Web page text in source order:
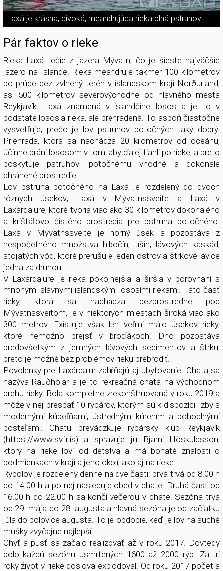
Laxá je krásna, divoká, meandrujúca rieka plná pstruhov.
Pár faktov o rieke
Rieka Laxá tečie z jazera Mývatn, čo je šieste najväčšie
jazero na Islande. Rieka meandruje takmer 100 kilometrov
po prúde cez zvlnený terén v islandskom kraji Norðurland,
asi 500 kilometrov severovýchodne od hlavného mesta
Reykjavík. Laxá znamená v islandčine losos a je to v
podstate lososia rieka, ale prehradená. To aspoň čiastočne
vysvetľuje, prečo je lov pstruhov potočných taký dobrý.
Priehrada, ktorá sa nachádza 20 kilometrov od oceánu,
účinne bráni lososom v tom, aby ďalej tiahli po rieke, a preto
poskytuje pstruhovi potočnému vhodné a dokonale
chránené prostredie.
Lov pstruha potočného na Laxá je rozdelený do dvoch
rôznych úsekov; Laxá v Mývatnssveite a Laxá v
Laxárdalure, ktoré tvoria viac ako 30 kilometrov dokonalého
a krištáľovo čistého prostredia pre pstruha potočného.
Laxá v Mývatnssveite je horný úsek a pozostáva z
nespočetného množstva hlbočín, tíšin, lávových kaskád,
stojatých vôd, ktoré prerušuje jeden ostrov a štrkové lavice
jedna za druhou.
V Laxárdalure je rieka pokojnejšia a širšia v porovnaní s
mnohými slávnymi islandskými lososími riekami. Táto časť
rieky, ktorá sa nachádza bezprostredne pod
Mývatnssveitom, je v niektorých miestach široká viac ako
300 metrov. Existuje však len veľmi málo úsekov rieky,
ktoré nemožno prejsť v broďákoch. Dno pozostáva
predovšetkým z jemných lávových sedimentov a štrku,
preto je možné bez problémov rieku prebrodiť.
Povolenky pre Laxárdalur zahŕňajú aj ubytovanie. Chata sa
nazýva Rauðhólar a je to rekreačná chata na východnom
brehu rieky. Bola kompletne zrekonštruovaná v roku 2019 a
môže v nej prespať 10 rybárov, ktorým sú k dispozícii izby s
modernými kúpeľňami, ústredným kúrením a pohodlnými
posteľami. Chatu prevádzkuje rybársky klub Reykjavík
(https://www.svfr.is) a spravuje ju Bjarni Höskuldsson,
ktorý na rieke loví od detstva a má bohaté znalosti o
podmienkach v kraji a jeho okolí, ako aj na rieke.
Rybolov je rozdelený denne na dve časti: prvá trvá od 8.00 h
do 14.00 h a po nej nasleduje obed v chate. Druhá časť od
16.00 h do 22.00 h sa končí večerou v chate. Sezóna trvá
od 29. mája do 28. augusta a hlavná sezóna je od začiatku
júla do polovice augusta. To je obdobie, keď je lov na suché
mušky zvyčajne najlepší.
Chyť a pusť sa začalo realizovať až v roku 2017. Dovtedy
bolo každú sezónu usmrtených 1600 až 2000 rýb. Za tri
roky život v rieke doslova explodoval. Od roku 2017 počet a